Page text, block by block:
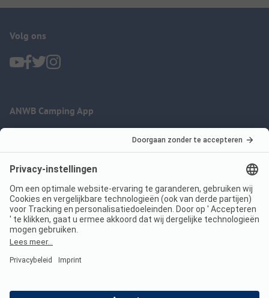
Volg ons
ANWB Camping App
Imprint
Jouw privacy
Voorwaarden
Wet digitale diensten